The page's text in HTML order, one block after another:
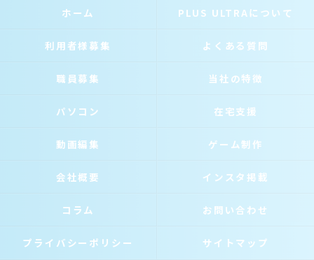
ホーム PLUS ULTRAについて
利用者様募集 よくある質問
職員募集 当社の特徴
パソコン 在宅支援
動画編集 ゲーム制作
会社概要 インスタ掲載
コラム お問い合わせ
プライバシーポリシー サイトマップ